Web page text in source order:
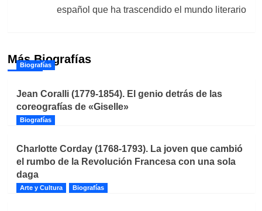
español que ha trascendido el mundo literario
Más Biografías
Biografías
Jean Coralli (1779-1854). El genio detrás de las
coreografías de «Giselle»
Biografías
Charlotte Corday (1768-1793). La joven que cambió
el rumbo de la Revolución Francesa con una sola
daga
Arte y Cultura Biografías